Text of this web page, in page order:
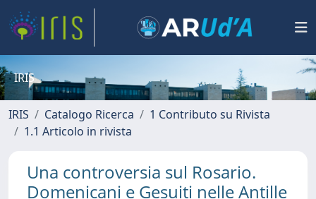
IRIS
IRIS Catalogo Ricerca
1 Contributo su Rivista
1.1 Articolo in rivista
Una controversia sul Rosario.
Domenicani e Gesuiti nelle Antille